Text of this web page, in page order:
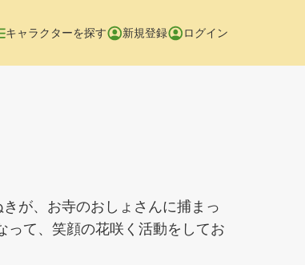
キャラクターを探す 新規登録 ログイン
が、お寺のおしょさんに捕まっ
って、笑顔の花咲く活動をしてお